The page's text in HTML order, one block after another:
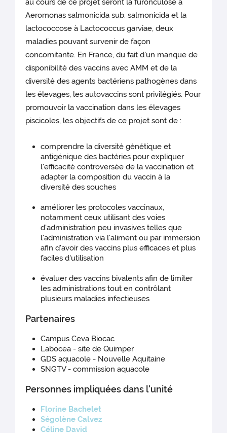
au cours de ce projet seront la furonculose à
Aeromonas salmonicida sub. salmonicida et la
lactococcose à Lactococcus garviae, deux
maladies pouvant survenir de façon
concomitante. En France, du fait d'un manque de
disponibilité des vaccins avec AMM et de la
diversité des agents bactériens pathogènes dans
les élevages, les autovaccins sont privilégiés. Pour
promouvoir la vaccination dans les élevages
piscicoles, les objectifs de ce projet sont de :
comprendre la diversité génétique et
antigénique des bactéries pour expliquer
l'efficacité controversée de la vaccination et
adapter la composition du vaccin à la
diversité des souches
améliorer les protocoles vaccinaux,
notamment ceux utilisant des voies
d'administration peu invasives telles que
l'administration via l'aliment ou par immersion
afin d'avoir des vaccins plus efficaces et plus
faciles d'utilisation
évaluer des vaccins bivalents afin de limiter
les administrations tout en contrôlant
plusieurs maladies infectieuses
Partenaires
Campus Ceva Biocac
Labocea - site de Quimper
GDS aquacole - Nouvelle Aquitaine
SNGTV - commission aquacole
Personnes impliquées dans l'unité
Florine Bachelet
Ségolène Calvez
Céline David